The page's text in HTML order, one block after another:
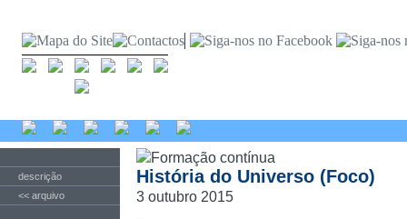
descrição
<< arquivo
História do Universo (Foco)
3 outubro 2015